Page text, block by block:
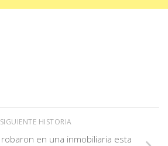
SIGUIENTE HISTORIA
robaron en una inmobiliaria esta